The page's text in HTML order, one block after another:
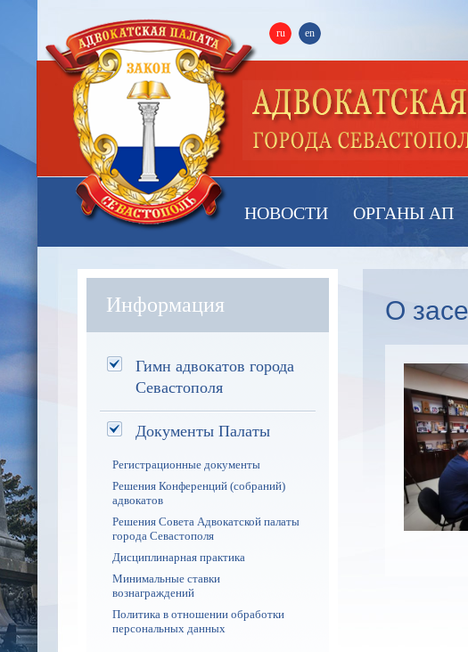
ru en
НОВОСТИ ОРГАНЫ АП
О
Информация
Гимн адвокатов города
Севастополя
Документы Палаты
Регистрационные документы
Решения Конференций (собраний)
адвокатов
Решения Совета Адвокатской палаты
города Севастополя
Дисциплинарная практика
Минимальные ставки
вознаграждений
Политика в отношении обработки
персональных данных